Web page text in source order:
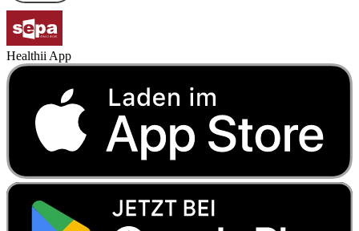
Healthii App